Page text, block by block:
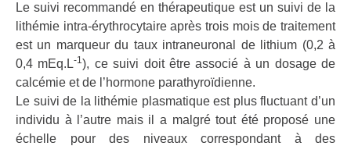
Le suivi recommandé en thérapeutique est un suivi de la
lithémie intra-érythrocytaire après trois mois de traitement
est un marqueur du taux intraneuronal de lithium (0,2 à
0,4 mEq.L-1), ce suivi doit être associé à un dosage de
calcémie et de l’hormone parathyroïdienne.
Le suivi de la lithémie plasmatique est plus fluctuant d’un
individu à l’autre mais il a malgré tout été proposé une
échelle pour des niveaux correspondant à des